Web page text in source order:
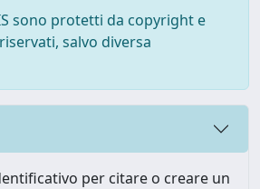
sono protetti da copyright e
salvo diversa
per citare o creare un